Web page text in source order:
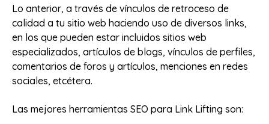
Lo anterior, a través de vínculos de retroceso de
calidad a tu sitio web haciendo uso de diversos links,
en los que pueden estar incluidos sitios web
especializados, artículos de blogs, vínculos de perfiles,
comentarios de foros y artículos, menciones en redes
sociales, etcétera.
Las mejores herramientas SEO para Link Lifting son: